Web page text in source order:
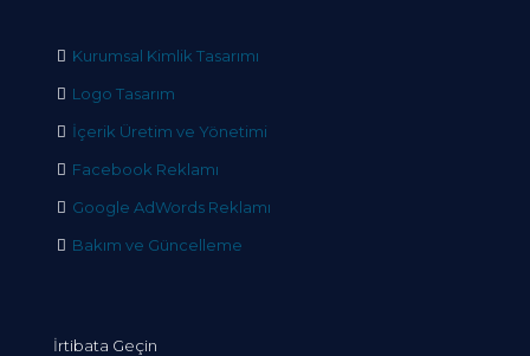
Kurumsal Kimlik Tasarımı
Logo Tasarım
İçerik Üretim ve Yönetimi
Facebook Reklamı
Google AdWords Reklamı
Bakım ve Güncelleme
İrtibata Geçin